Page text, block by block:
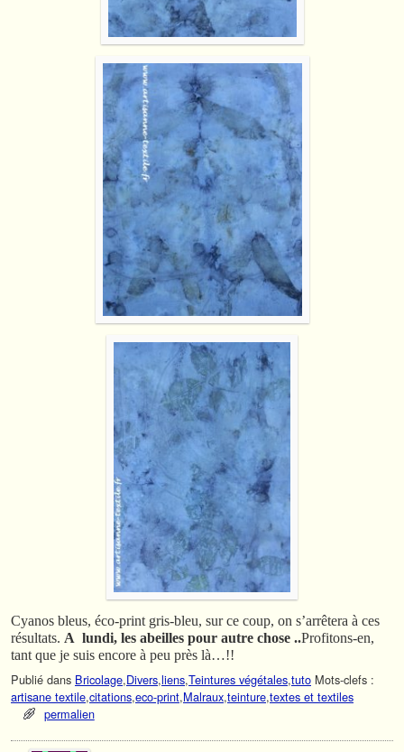
Cyanos bleus, éco-print gris-bleu, sur ce coup, on s’arrêtera à ces
résultats. A lundi, les abeilles pour autre chose ..Profitons-en,
tant que je suis encore à peu près là…!!
Publié dans Bricolage,Divers,liens,Teintures végétales,tuto Mots-clefs :
artisane textile,citations,eco-print,Malraux,teinture,textes et textiles
permalien